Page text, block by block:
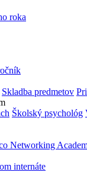
roka
Skladba predmetov
Školský psychológ
Networking
internáte